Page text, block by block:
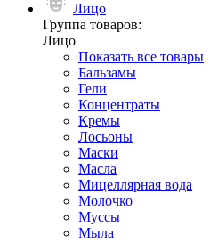
Лицо
Группа товаров:
Лицо
Показать все товары
Бальзамы
Гели
Концентраты
Кремы
Лосьоны
Маски
Масла
Мицеллярная вода
Молочко
Муссы
Мыла